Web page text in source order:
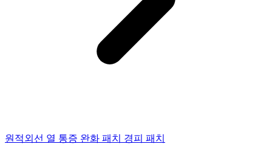
원적외선 열 통증 완화 패치 경피 패치